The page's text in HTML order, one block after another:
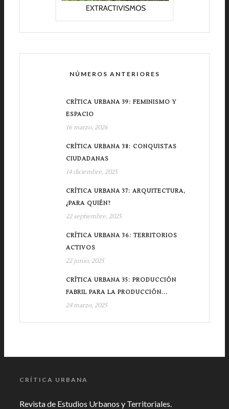
NÚMEROS ANTERIORES
CRÍTICA URBANA 39: FEMINISMO Y
ESPACIO
16 marzo, 2026
CRÍTICA URBANA 38: CONQUISTAS
CIUDADANAS
14 diciembre, 2025
CRÍTICA URBANA 37: ARQUITECTURA,
¿PARA QUIÉN?
22 septiembre, 2025
CRÍTICA URBANA 36: TERRITORIOS
ACTIVOS
22 junio, 2025
CRÍTICA URBANA 35: PRODUCCIÓN
FABRIL PARA LA PRODUCCIÓN...
24 marzo, 2025
CRÍTICA URBANA
Revista de Estudios Urbanos y Territoriales.